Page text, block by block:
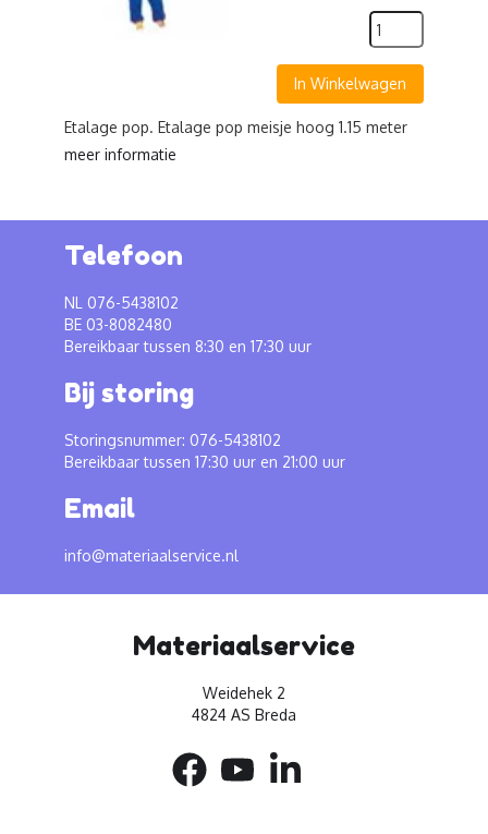
In Winkelwagen
Etalage pop. Etalage pop meisje hoog 1.15 meter
meer informatie
Telefoon
NL 076-5438102
BE 03-8082480
Bereikbaar tussen 8:30 en 17:30 uur
Bij storing
Storingsnummer: 076-5438102
Bereikbaar tussen 17:30 uur en 21:00 uur
Email
info@materiaalservice.nl
Materiaalservice
Weidehek 2
4824 AS Breda